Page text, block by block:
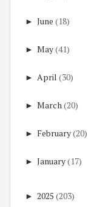
► June (18)
► May(41)
► April (30)
► March(20)
► February(20)
► January(17)
► 2025 (203)